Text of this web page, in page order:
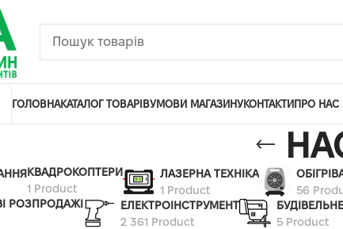
ГОЛОВНАКАТАЛОГ ТОВАРІВУМОВИ МАГАЗИНУКОНТАКТИПРО НАС
КВАДРОКОПТЕРИ
1 Product
ЛАЗЕРНА ТЕХНІКА
1 Product
56
РОЗПРОДАЖІ
ЕЛЕКТРОІНСТРУМЕНТ
2 361 Product
5 Product